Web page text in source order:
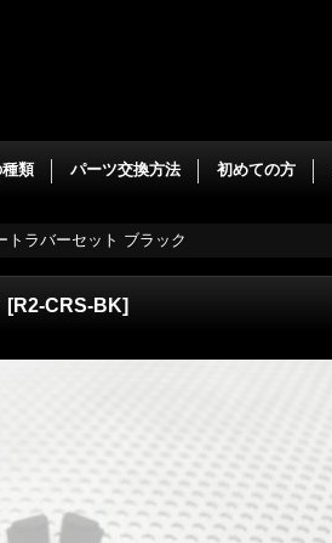
類 パーツ交換方法 初めての方
トラバーセット ブラック
[R2-CRS-BK]